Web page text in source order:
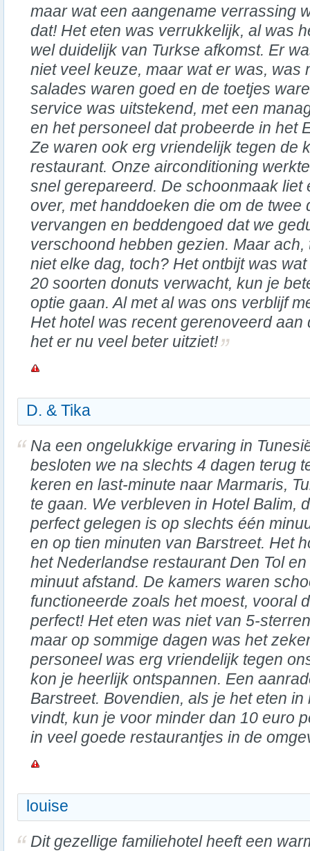
maar wat een aangename verrassing
dat! Het eten was verrukkelijk, al was
wel duidelijk van Turkse afkomst. Er
niet veel keuze, maar wat er was, was
salades waren goed en de toetjes
service was uitstekend, met een
en het personeel dat probeerde in het
Ze waren ook erg vriendelijk tegen de
restaurant. Onze airconditioning
snel gerepareerd. De schoonmaak liet
over, met handdoeken die om de twee
vervangen en beddengoed dat we
verschoond hebben gezien. Maar
niet elke dag, toch? Het ontbijt was
20 soorten donuts verwacht, kun je
optie gaan. Al met al was ons verblijf
Het hotel was recent gerenoveerd
het er nu veel beter uitziet!
D. & Tika
Na een ongelukkige ervaring in
besloten we na slechts 4 dagen terug
keren en last-minute naar Marmaris,
te gaan. We verbleven in Hotel Balim,
perfect gelegen is op slechts één
en op tien minuten van Barstreet. Het
het Nederlandse restaurant Den Tol
minuut afstand. De kamers waren
functioneerde zoals het moest, vooral
perfect! Het eten was niet van 5-
maar op sommige dagen was het
personeel was erg vriendelijk tegen
kon je heerlijk ontspannen. Een
Barstreet. Bovendien, als je het eten
vindt, kun je voor minder dan 10 euro
in veel goede restaurantjes in de
louise
Dit gezellige familiehotel heeft een